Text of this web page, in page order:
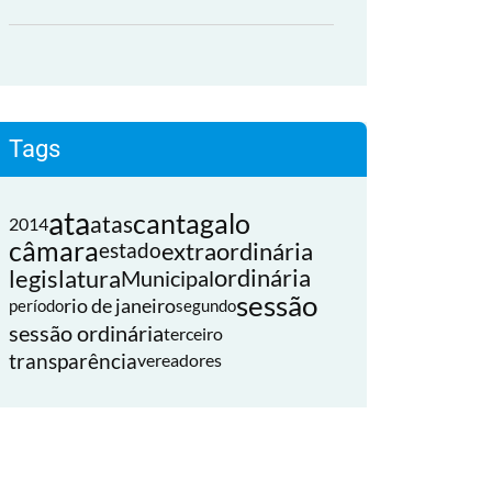
Tags
2014ataatascantagalo
câmaraestadoextraordinária
legislaturaMunicipalordinária
períodorio de janeirosegundosessão
sessão ordináriaterceiro
transparênciavereadores